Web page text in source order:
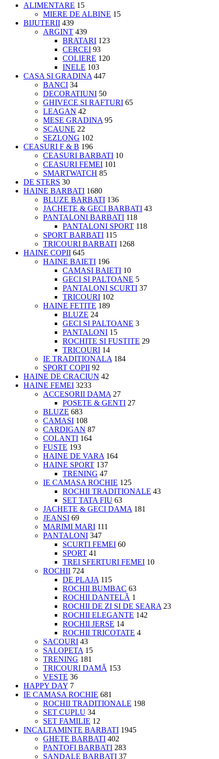
ALIMENTARE 15
MIERE DE ALBINE 15
BIJUTERII 439
ARGINT 439
BRATARI 123
CERCEI 93
COLIERE 120
INELE 103
CASA SI GRADINA 447
BANCI 34
DECORATIUNI 50
GHIVECE SI RAFTURI 65
LEAGAN 42
MESE GRADINA 95
SCAUNE 22
SEZLONG 102
CEASURI F & B 196
CEASURI BARBATI 10
CEASURI FEMEI 101
SMARTWATCH 85
DE STERS 30
HAINE BARBATI 1680
BLUZE BARBATI 136
JACHETE & GECI BARBATI 43
PANTALONI BARBATI 118
PANTALONI SPORT 118
SPORT BARBATI 115
TRICOURI BARBATI 1268
HAINE COPII 645
HAINE BAIETI 196
CAMASI BAIETI 10
GECI SI PALTOANE 5
PANTALONI SCURTI 37
TRICOURI 102
HAINE FETITE 189
BLUZE 24
GECI SI PALTOANE 3
PANTALONI 15
ROCHITE SI FUSTITE 29
TRICOURI 14
IE TRADITIONALA 184
SPORT COPII 92
HAINE DE CRACIUN 42
HAINE FEMEI 3233
ACCESORII DAMA 27
POSETE & GENTI 27
BLUZE 683
CAMASI 108
CARDIGAN 87
COLANTI 164
FUSTE 193
HAINE DE VARA 164
HAINE SPORT 137
TRENING 47
IE CAMASA ROCHIE 125
ROCHII TRADITIONALE 43
SET TATA FIU 63
JACHETE & GECI DAMA 181
JEANSI 69
MARIMI MARI 111
PANTALONI 347
SCURTI FEMEI 60
SPORT 41
TREI SFERTURI FEMEI 10
ROCHII 724
DE PLAJA 115
ROCHII BUMBAC 63
ROCHII DANTELĂ 1
ROCHII DE ZI SI DE SEARA 23
ROCHII ELEGANTE 142
ROCHII JERSE 14
ROCHII TRICOTATE 4
SACOURI 43
SALOPETA 15
TRENING 181
TRICOURI DAMĂ 153
VESTE 36
HAPPY DAY 7
IE CAMASA ROCHIE 681
ROCHII TRADITIONALE 198
SET CUPLU 34
SET FAMILIE 12
INCALTAMINTE BARBATI 1945
GHETE BARBATI 402
PANTOFI BARBATI 283
SANDALE BARBATI 37